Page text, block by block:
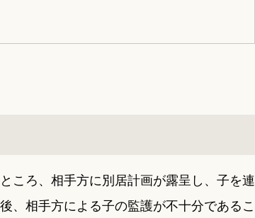
ころ、相手方に別居計画が露呈し、子を連
、相手方による子の監護が不十分であるこ